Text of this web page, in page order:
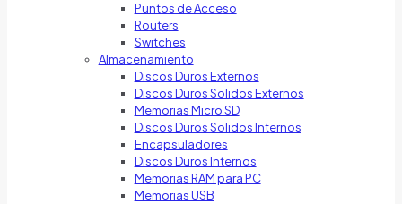
Puntos de Acceso
Routers
Switches
Almacenamiento
Discos Duros Externos
Discos Duros Solidos Externos
Memorias Micro SD
Discos Duros Solidos Internos
Encapsuladores
Discos Duros Internos
Memorias RAM para PC
Memorias USB